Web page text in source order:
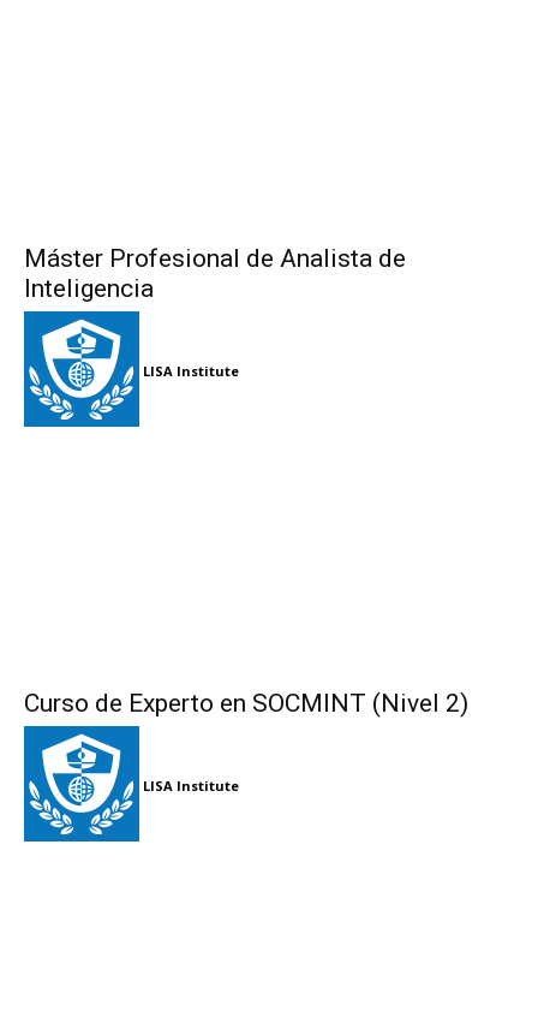
Máster Profesional de Analista de
Inteligencia
LISA Institute
Curso de Experto en SOCMINT (Nivel 2)
LISA Institute